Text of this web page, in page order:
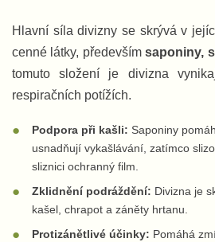
Hlavní síla divizny se skrývá v
cenné látky, předevšímsaponiny,
tomuto složení je divizna
respiračních potížích.
Podpora při kašli: Saponiny
usnadňují vykašlávání, zatímco
sliznici ochranný film.
Zklidnění podráždění: Divizna je
kašel, chrapot a záněty hrtanu.
Protizánětlivé účinky: Pomáhá